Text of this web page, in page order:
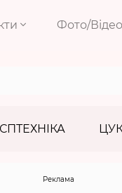
Фото/
Реклама